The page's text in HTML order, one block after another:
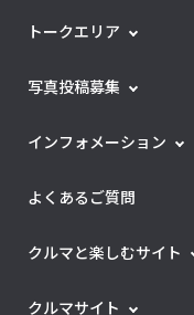
トークエリア
写真投稿募集
インフォメーション
よくあるご質問
クルマと楽しむサイト
クルマサイト